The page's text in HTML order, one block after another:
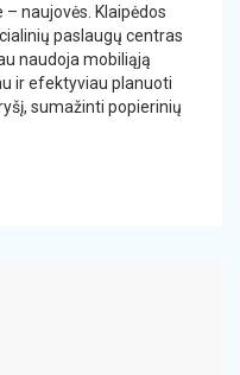
naujovės. Klaipėdos
paslaugų centras
naudoja mobiliąją
ir efektyviau planuoti
sumažinti popierinių